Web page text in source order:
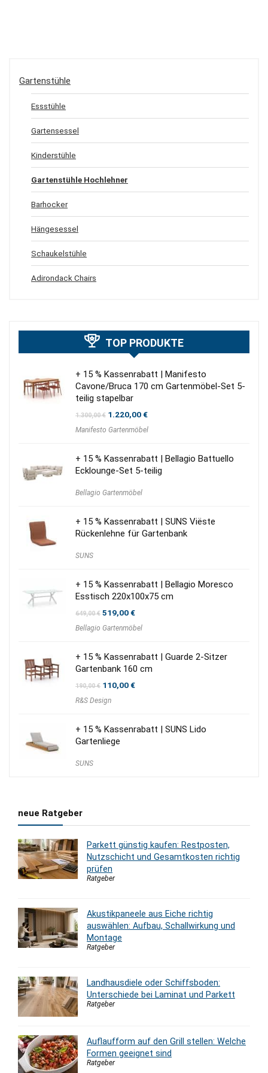
Gartenstühle
Essstühle
Gartensessel
Kinderstühle
Gartenstühle Hochlehner
Barhocker
Hängesessel
Schaukelstühle
Adirondack Chairs
TOP PRODUKTE
+ 15 % Kassenrabatt | Manifesto
Cavone/Bruca 170 cm Gartenmöbel-Set 5-
teilig stapelbar
1.300,00€ Ursprünglicher
war:
1.220,00€Aktueller
ist:
Manifesto Gartenmöbel
+ 15 % Kassenrabatt | Bellagio Battuello
Ecklounge-Set 5-teilig
Bellagio Gartenmöbel
+ 15 % Kassenrabatt | SUNS Viëste
Rückenlehne für Gartenbank
SUNS
+ 15 % Kassenrabatt | Bellagio Moresco
Esstisch 220x100x75 cm
649,00€ Ursprünglicher
war:
519,00€Aktueller
ist:
Bellagio Gartenmöbel
+ 15 % Kassenrabatt | Guarde 2-Sitzer
Gartenbank 160 cm
190,00€ Ursprünglicher
war:
110,00€Aktueller
R&S Design
+ 15 % Kassenrabatt | SUNS Lido
Gartenliege
SUNS
neue Ratgeber
Parkett günstig kaufen: Restposten,
Nutzschicht und Gesamtkosten richtig
prüfen
Ratgeber
Akustikpaneele aus Eiche richtig
auswählen: Aufbau, Schallwirkung und
Montage
Ratgeber
Landhausdiele oder Schiffsboden:
Unterschiede bei Laminat und Parkett
Ratgeber
Auflaufform auf den Grill stellen: Welche
Formen geeignet sind
Ratgeber